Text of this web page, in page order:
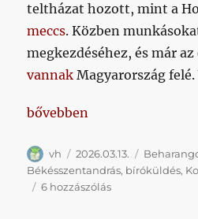
teltházat hozott, mint a
meccs. Közben
megkezdéséhez, és már
vannak Magyarország
„Vulkán úr földjére
bővebben
Szerző
vh Közzétéve
2026.03.13. Kategória
Békésszentandrás, bíróküldés,
6 hozzászólásVulkán